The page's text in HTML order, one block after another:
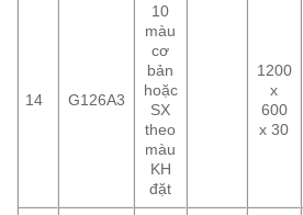
14 G126A3
10
màu
cơ
bản
hoặc
SX
theo
màu
KH
đặt
1200
x
600
x 30